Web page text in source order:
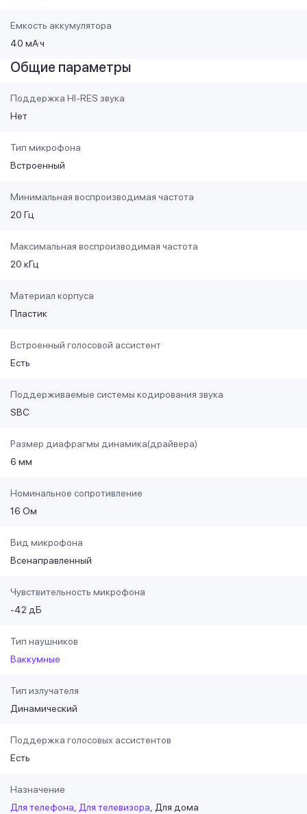
Емкость аккумулятора
40 мА·ч
Общие параметры
Поддержка HI-RES звука
Нет
Тип микрофона
Встроенный
Минимальная воспроизводимая частота
20 Гц
Максимальная воспроизводимая частота
20 кГц
Материал корпуса
Пластик
Встроенный голосовой ассистент
Есть
Поддерживаемые системы кодирования звука
SBC
Размер диафрагмы динамика(драйвера)
6 мм
Номинальное сопротивление
16 Ом
Вид микрофона
Всенаправленный
Чувствительность микрофона
-42 дБ
Тип наушников
Ваккумные
Тип излучателя
Динамический
Поддержка голосовых ассистентов
Есть
Назначение
Для телефона
Для телевизора Для дома